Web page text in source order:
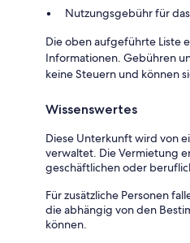
Nutzungsgebühr für
Die oben aufgeführte Liste
Informationen. Gebühren
keine Steuern und können
Wissenswertes
Diese Unterkunft wird von
verwaltet. Die Vermietung
geschäftlichen oder
Für zusätzliche Personen
die abhängig von den
können.